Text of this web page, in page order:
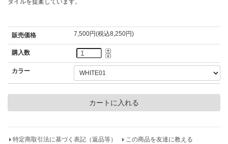
タイルを提案しています。
販売価格 7,500円(税込8,250円)
購入数
カラー
特定商取引法に基づく表記（返品等） この商品を友達に教える